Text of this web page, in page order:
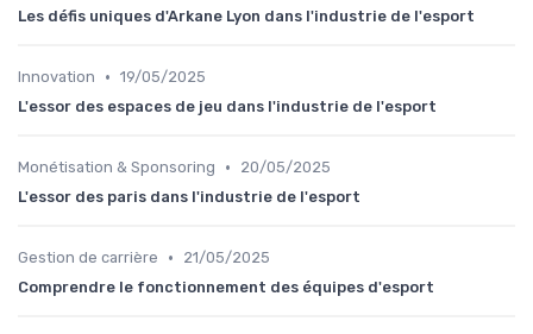
Les défis uniques d'Arkane Lyon dans l'industrie de l'esport
Innovation • 19/05/2025
L'essor des espaces de jeu dans l'industrie de l'esport
Monétisation & Sponsoring •
20/05/2025
L'essor des paris dans l'industrie de l'esport
Gestion de carrière •
21/05/2025
Comprendre le fonctionnement des équipes d'esport